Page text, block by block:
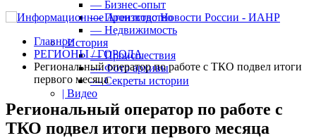
— Бизнес-опыт
— Производство
— Недвижимость
| История
— Происшествия
— Фото архивы
— Секреты истории
| Видео
Главное
РЕГИОНЫ / ГОРОДА
Региональный оператор по работе с ТКО подвел итоги
первого месяца
Региональный оператор по работе с
ТКО подвел итоги первого месяца